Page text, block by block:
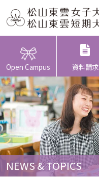
Open Campus 資料請求
NEWS & TOPICS